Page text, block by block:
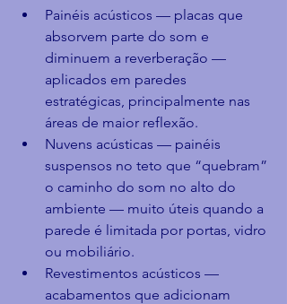
Painéis acústicos — placas que
absorvem parte do som e
diminuem a reverberação —
aplicados em paredes
estratégicas, principalmente nas
áreas de maior reflexão.
Nuvens acústicas — painéis
suspensos no teto que “quebram”
o caminho do som no alto do
ambiente — muito úteis quando a
parede é limitada por portas, vidro
ou mobiliário.
Revestimentos acústicos —
acabamentos que adicionam